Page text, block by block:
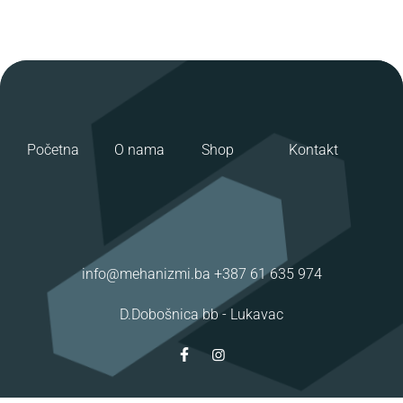
Početna O nama Shop Kontakt
info@mehanizmi.ba +387 61 635 974
D.Dobošnica bb - Lukavac